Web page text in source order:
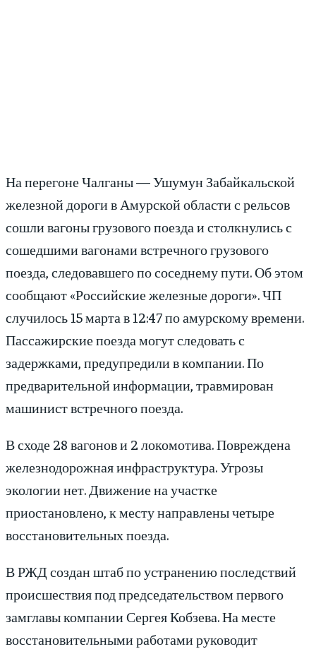
На перегоне Чалганы — Ушумун Забайкальской
железной дороги в Амурской области с рельсов
сошли вагоны грузового поезда и столкнулись с
сошедшими вагонами встречного грузового
поезда, следовавшего по соседнему пути. Об этом
сообщают «Российские железные дороги». ЧП
случилось 15 марта в 12:47 по амурскому времени.
Пассажирские поезда могут следовать с
задержками, предупредили в компании. По
предварительной информации, травмирован
машинист встречного поезда.
В сходе 28 вагонов и 2 локомотива. Повреждена
железнодорожная инфраструктура. Угрозы
экологии нет. Движение на участке
приостановлено, к месту направлены четыре
восстановительных поезда.
В РЖД создан штаб по устранению последствий
происшествия под председательством первого
замглавы компании Сергея Кобзева. На месте
восстановительными работами руководит